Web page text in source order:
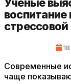
воспитание
Современные
чаще